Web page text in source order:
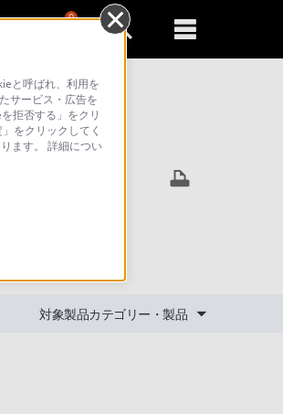
0
対象製品カテゴリー・製品
と呼ばれ、利用を
サービス・広告を
拒否する」をクリ
をクリックしてく
ます。 詳細につい